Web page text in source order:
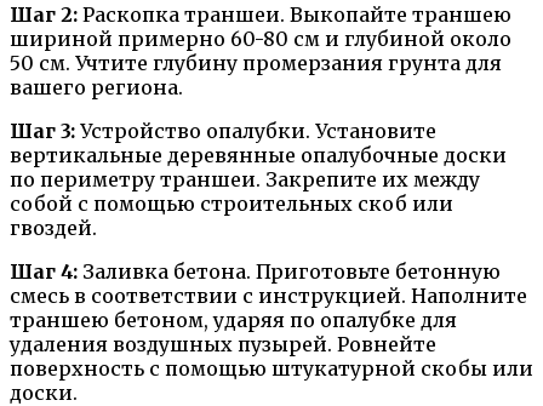
Шаг 2: Раскопка траншеи. Выкопайте траншею
шириной примерно 60-80 см и глубиной около
50 см. Учтите глубину промерзания грунта для
вашего региона.
Шаг 3: Устройство опалубки. Установите
вертикальные деревянные опалубочные доски
по периметру траншеи. Закрепите их между
собой с помощью строительных скоб или
гвоздей.
Шаг 4: Заливка бетона. Приготовьте бетонную
смесь в соответствии с инструкцией. Наполните
траншею бетоном, ударяя по опалубке для
удаления воздушных пузырей. Ровнейте
поверхность с помощью штукатурной скобы или
доски.